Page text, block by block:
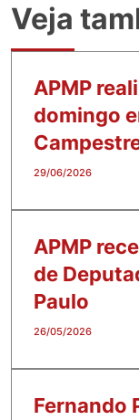
Veja
APMP
domingo
29/06/2026
APMP
de
Paulo
26/05/2026
Fernando